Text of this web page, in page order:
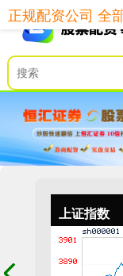
上证指数
正规配资公司 全